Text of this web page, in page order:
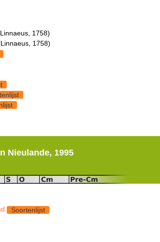
1758)
1758)
Nieulande, 1995
Soortenlijst